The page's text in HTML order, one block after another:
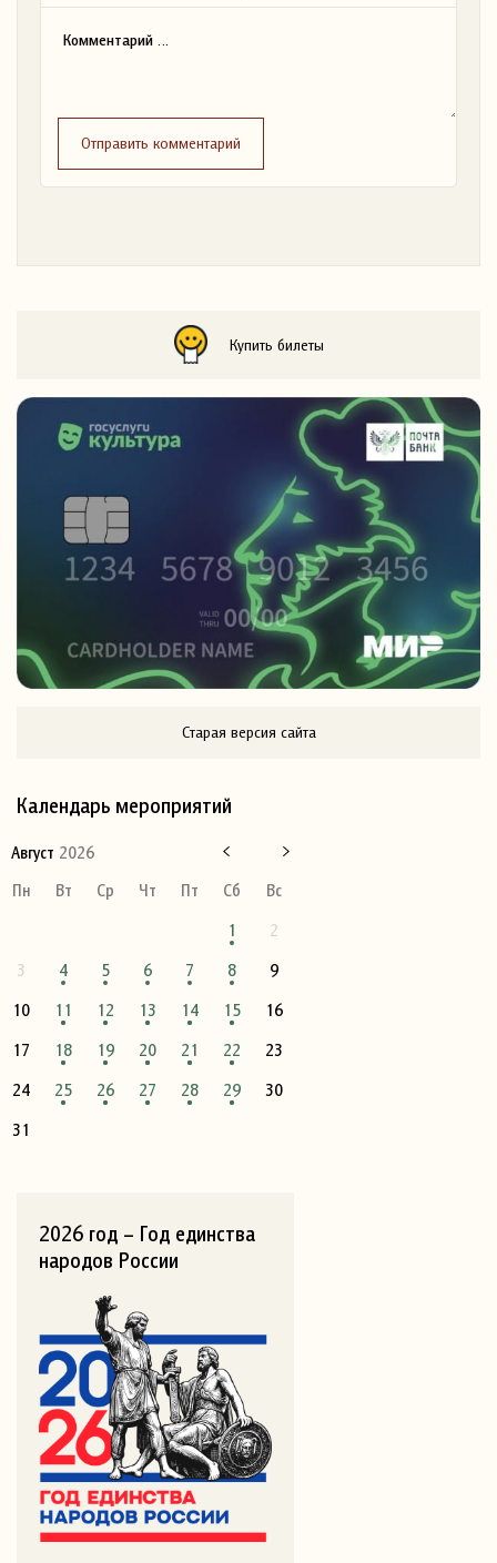
Отправить комментарий
Купить билеты
Старая версия сайта
Календарь мероприятий
Август 2026
Пн
Вт Ср Чт Пт Сб
Вс
1
2
3
4 5 6 7 8
9
10
11 12 13 14 15
16
17
18 19 20 21 22
23
24
25 26 27 28 29
30
31
2026 год – Год единства
народов России